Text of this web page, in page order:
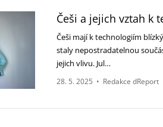
Češi a jejich vztah k
Češi mají k technologiím
staly nepostradatelnou
jejich vlivu. Jul…
28. 5. 2025 • Redakce dReport